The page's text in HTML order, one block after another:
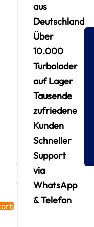
aus
Deutschland
Über
10.000
Turbolader
auf Lager
Tausende
zufriedene
Kunden
Schneller
Support
via
WhatsApp
& Telefon